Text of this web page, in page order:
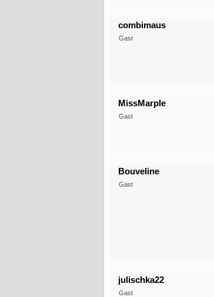
combimaus
Gast
MissMarple
Gast
Bouveline
Gast
julischka22
Gast